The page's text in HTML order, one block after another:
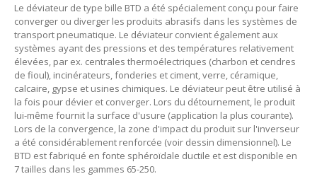
Le déviateur de type bille BTD a été spécialement conçu pour faire
converger ou diverger les produits abrasifs dans les systèmes de
transport pneumatique. Le déviateur convient également aux
systèmes ayant des pressions et des températures relativement
élevées, par ex. centrales thermoélectriques (charbon et cendres
de fioul), incinérateurs, fonderies et ciment, verre, céramique,
calcaire, gypse et usines chimiques. Le déviateur peut être utilisé à
la fois pour dévier et converger. Lors du détournement, le produit
lui-même fournit la surface d'usure (application la plus courante).
Lors de la convergence, la zone d'impact du produit sur l'inverseur
a été considérablement renforcée (voir dessin dimensionnel). Le
BTD est fabriqué en fonte sphéroïdale ductile et est disponible en
7 tailles dans les gammes 65-250.